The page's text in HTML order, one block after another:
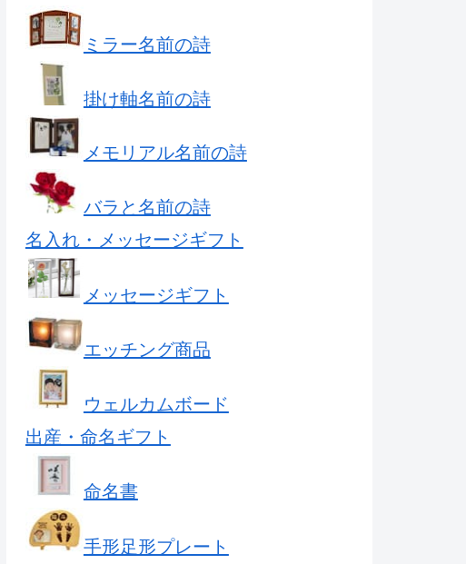
ミラー名前の詩
掛け軸名前の詩
メモリアル名前の詩
バラと名前の詩
名入れ・メッセージギフト
メッセージギフト
エッチング商品
ウェルカムボード
出産・命名ギフト
命名書
手形足形プレート